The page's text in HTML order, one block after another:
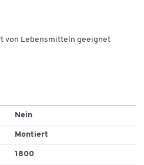
x H 670 mm
-40° C bis +60° C
von Lebensmitteln geeignet
Nein
Montiert
1800